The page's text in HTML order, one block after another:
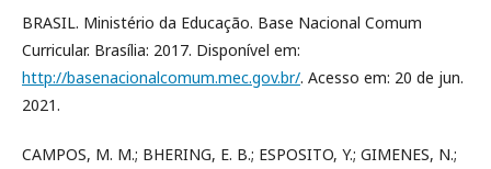
BRASIL. Ministério da Educação. Base Nacional Comum
Curricular. Brasília: 2017. Disponível em:
http://basenacionalcomum.mec.gov.br/. Acesso em: 20 de jun.
2021.
CAMPOS, M. M.; BHERING, E. B.; ESPOSITO, Y.; GIMENES, N.;